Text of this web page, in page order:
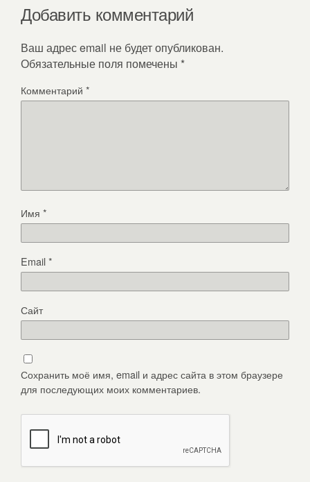
Добавить комментарий
Ваш адрес email не будет опубликован.
Обязательные поля помечены *
Комментарий *
Имя *
Email*
Сайт
Сохранить моё имя, email и адрес сайта в этом браузере
для последующих моих комментариев.